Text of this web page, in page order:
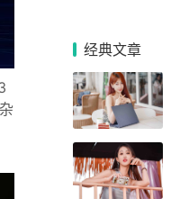
经典文章